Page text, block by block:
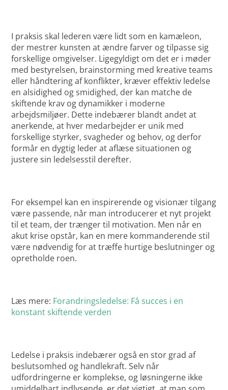
I praksis skal lederen være lidt som en kamæleon,
der mestrer kunsten at ændre farver og tilpasse sig
forskellige omgivelser. Ligegyldigt om det er i møder
med bestyrelsen, brainstorming med kreative teams
eller håndtering af konflikter, kræver effektiv ledelse
en alsidighed og smidighed, der kan matche de
skiftende krav og dynamikker i moderne
arbejdsmiljøer. Dette indebærer blandt andet at
anerkende, at hver medarbejder er unik med
forskellige styrker, svagheder og behov, og derfor
formår en dygtig leder at aflæse situationen og
justere sin ledelsesstil derefter.
For eksempel kan en inspirerende og visionær tilgang
være passende, når man introducerer et nyt projekt
til et team, der trænger til motivation. Men når en
akut krise opstår, kan en mere kommanderende stil
være nødvendig for at træffe hurtige beslutninger og
opretholde roen.
Læs mere: Forandringsledelse: Få succes i en
konstant skiftende verden
Ledelse i praksis indebærer også en stor grad af
beslutsomhed og handlekraft. Selv når
udfordringerne er komplekse, og løsningerne ikke